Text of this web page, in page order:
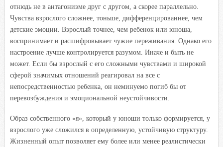
отнюдь не в антагонизме друг с другом, а скорее параллельно.
Чувства взрослого сложнее, тоньше, дифференцированнее, чем
детские эмоции. Взрослый точнее, чем ребенок или юноша,
воспринимает и расшифровывает чужие переживания. Однако его
настроение лучше контролируется разумом. Иначе и быть не
может. Если бы взрослый с его сложными чувствами и широкой
сферой значимых отношений реагировал на все с
непосредственностью ребенка, он неминуемо погиб бы от
перевозбуждения и эмоциональной неустойчивости.
Образ собственного «я», который у юноши только формируется, у
взрослого уже сложился в определенную, устойчивую структуру.
Жизненный опыт позволяет ему более или менее реалистически